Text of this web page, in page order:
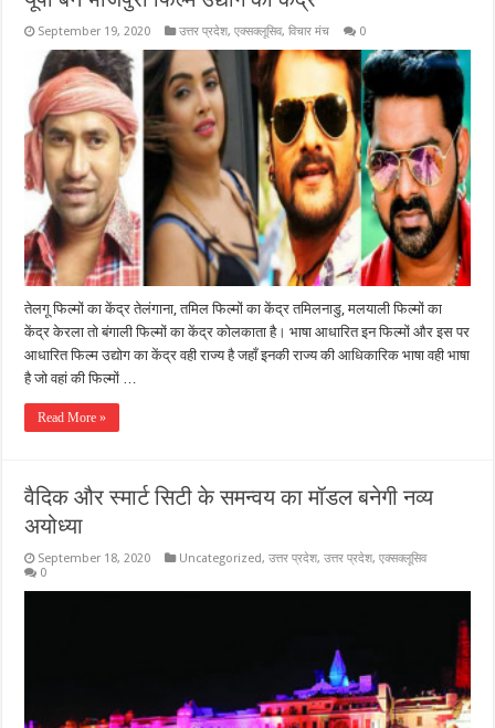
September 19, 2020 उत्तर प्रदेश,एक्सक्लूसिव,विचार मंच 0
तेलगू फिल्मों का केंद्र तेलंगाना, तमिल फिल्मों का केंद्र तमिलनाडु, मलयाली फिल्मों का
केंद्र केरला तो बंगाली फिल्मों का केंद्र कोलकाता है। भाषा आधारित इन फिल्मों और इस पर
आधारित फिल्म उद्योग का केंद्र वही राज्य है जहाँ इनकी राज्य की आधिकारिक भाषा वही भाषा
है जो वहां की फिल्मों …
Read More »
वैदिक और स्मार्ट सिटी के समन्वय का मॉडल बनेगी नव्य
अयोध्या
September 18, 2020 Uncategorized,उत्तर प्रदेश,उत्तर प्रदेश,एक्सक्लूसिव
0